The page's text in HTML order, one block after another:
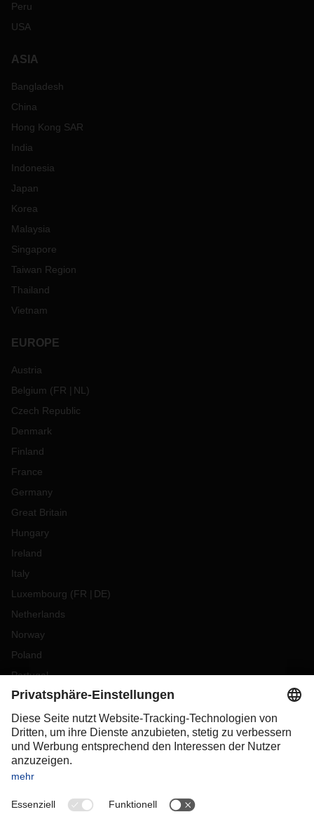
Peru
USA
ASIA
Bangladesh
China
Hong Kong SAR
India
Indonesia
Japan
Korea
Malaysia
Singapore
Taiwan Region
Thailand
Vietnam
EUROPE
Austria
Belgium (FR NL )
Czech Republic
Denmark
Finland
France
Germany
Great Britain
Hungary
Ireland
Italy
Luxembourg (FR DE)
Netherlands
Norway
Poland
Portugal
Romania
Slovakia
Spain
Sweden
Switzerland